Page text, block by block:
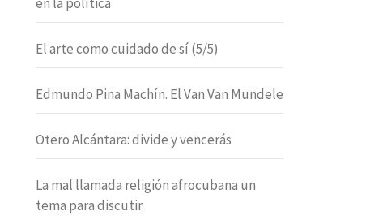
El arte como cuidado de sí (5/5)
Edmundo Pina Machín. El Van Van Mundele
Otero Alcántara: divide y vencerás
La mal llamada religión afrocubana un
tema para discutir